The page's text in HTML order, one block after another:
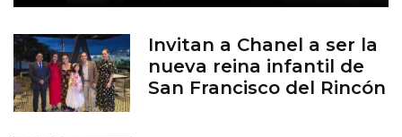
Invitan a Chanel a ser la
nueva reina infantil de
San Francisco del Rincón